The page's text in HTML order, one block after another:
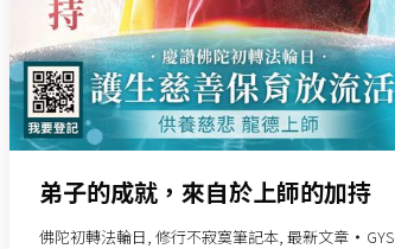
弟子的成就，來自於上師的加持
佛陀初轉法輪日, 修行不寂寞筆記本, 最新文章
GYS